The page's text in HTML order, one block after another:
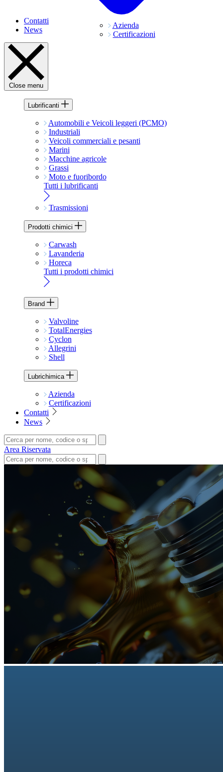
Azienda
Certificazioni
Contatti
News
Close menu
Lubrificanti
Automobili e Veicoli leggeri (PCMO)
Industriali
Veicoli commerciali e pesanti
Marini
Macchine agricole
Grassi
Moto e fuoribordo
Tutti i lubrificanti
Trasmissioni
Prodotti chimici
Carwash
Lavanderia
Horeca
Tutti i prodotti chimici
Brand
Valvoline
TotalEnergies
Cyclon
Allegrini
Shell
Lubrichimica
Azienda
Certificazioni
Contatti
News
Area Riservata